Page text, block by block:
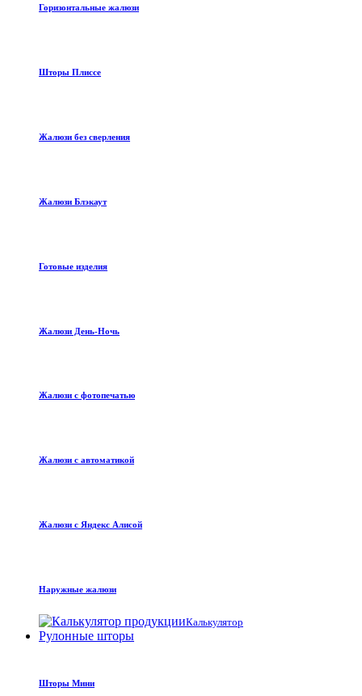
Горизонтальные жалюзи
Шторы Плиссе
Жалюзи без сверления
Жалюзи Блэкаут
Готовые изделия
Жалюзи День-Ночь
Жалюзи с фотопечатью
Жалюзи с автоматикой
Жалюзи с Яндекс Алисой
Наружные жалюзи
Калькулятор
Рулонные шторы
Шторы Мини